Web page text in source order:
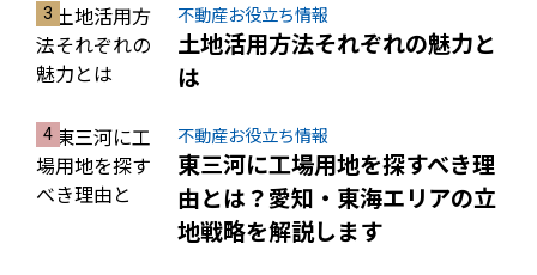
不動産お役立ち情報
土地活用方法それぞれの魅力と
は
不動産お役立ち情報
東三河に工場用地を探すべき理
由とは？愛知・東海エリアの立
地戦略を解説します